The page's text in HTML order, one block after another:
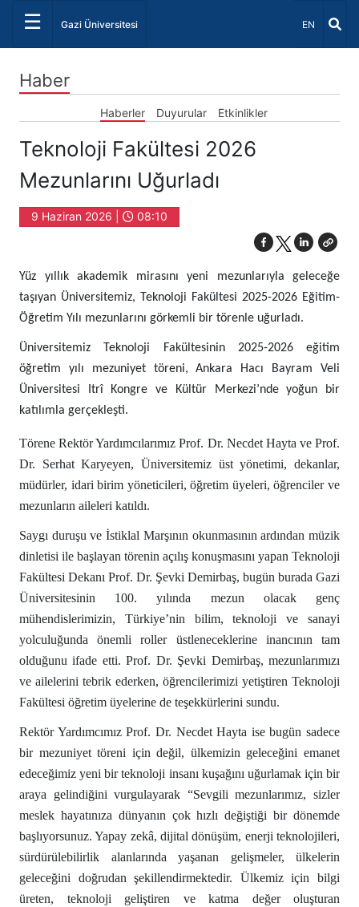
☰ Gazi Üniversitesi Dil Seçiniz
EN
Haber
Haberler Duyurular Etkinlikler
Teknoloji Fakültesi 2026
Mezunlarını Uğurladı
9 Haziran 2026 | 08:10
Yüz yıllık akademik mirasını yeni mezunlarıyla geleceğe
taşıyan Üniversitemiz, Teknoloji Fakültesi 2025-2026 Eğitim-
Öğretim Yılı mezunlarını görkemli bir törenle uğurladı.
Üniversitemiz Teknoloji Fakültesinin 2025-2026 eğitim
öğretim yılı mezuniyet töreni, Ankara Hacı Bayram Veli
Üniversitesi Itrî Kongre ve Kültür Merkezi’nde yoğun bir
katılımla gerçekleşti.
Törene Rektör Yardımcılarımız Prof. Dr. Necdet Hayta ve Prof.
Dr. Serhat Karyeyen, Üniversitemiz üst yönetimi, dekanlar,
müdürler, idari birim yöneticileri, öğretim üyeleri, öğrenciler ve
mezunların aileleri katıldı.
Saygı duruşu ve İstiklal Marşının okunmasının ardından müzik
dinletisi ile başlayan törenin açılış konuşmasını yapan Teknoloji
Fakültesi Dekanı Prof. Dr. Şevki Demirbaş, bugün burada Gazi
Üniversitesinin 100. yılında mezun olacak genç
mühendislerimizin, Türkiye’nin bilim, teknoloji ve sanayi
yolculuğunda önemli roller üstleneceklerine inancının tam
olduğunu ifade etti. Prof. Dr. Şevki Demirbaş, mezunlarımızı
ve ailelerini tebrik ederken, öğrencilerimizi yetiştiren Teknoloji
Fakültesi öğretim üyelerine de teşekkürlerini sundu.
Rektör Yardımcımız Prof. Dr. Necdet Hayta ise bugün sadece
bir mezuniyet töreni için değil, ülkemizin geleceğini emanet
edeceğimiz yeni bir teknoloji insanı kuşağını uğurlamak için bir
araya gelindiğini vurgulayarak “Sevgili mezunlarımız, sizler
meslek hayatınıza dünyanın çok hızlı değiştiği bir dönemde
başlıyorsunuz. Yapay zekâ, dijital dönüşüm, enerji teknolojileri,
sürdürülebilirlik alanlarında yaşanan gelişmeler, ülkelerin
geleceğini doğrudan şekillendirmektedir. Ülkemiz için bilgi
üreten, teknoloji geliştiren ve katma değer oluşturan